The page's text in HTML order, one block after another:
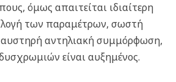
όμως απαιτείται ιδιαίτερη
των παραμέτρων, σωστή
αυστηρή αντηλιακή συμμόρφωση,
είναι αυξημένος.